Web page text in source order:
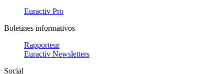
Euractiv Pro
Boletines informativos
Rapporteur
Euractiv Newsletters
Social